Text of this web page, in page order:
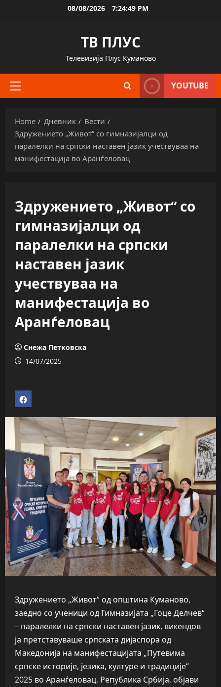
08/08/2026 7:24:50 PM
ТВ ПЛУС
Телевизија Плус Куманово
Primary
YOUTUBE
Home Дневник
Вести
Здружението „Живот“ со гимназијалци од
паралелки на српски наставен јазик учествуваа на
манифестација во Аранѓеловац
Здружението „Живот“ со
гимназијалци од
паралелки на српски
наставен јазик
учествуваа на
манифестација во
Аранѓеловац
Снежа Петковска
14/07/2025
Здружението „Живот“ од општина Куманово,
заедно со ученици од Гимназијата „Гоце Делчев“
– паралелки на српски наставен јазик, викендов
ја претставуваше српската дијаспора од
Македонија на манифестацијата „Путевима
српске историје, језика, културе и традиције“
2025 во Аранѓеловац, Република Србија, објави